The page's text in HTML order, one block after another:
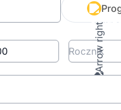
Rocznik